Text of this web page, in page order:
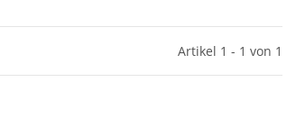
Artikel 1 - 1 von 1